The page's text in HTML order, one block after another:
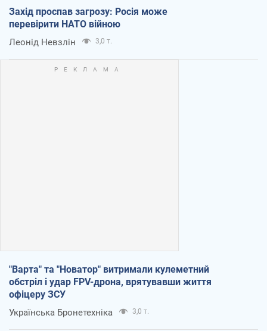
Захід проспав загрозу: Росія може
перевірити НАТО війною
Леонід Невзлін 3,0 т.
"Варта" та "Новатор" витримали кулеметний
обстріл і удар FPV-дрона, врятувавши життя
офіцеру ЗСУ
Українська Бронетехніка 3,0 т.